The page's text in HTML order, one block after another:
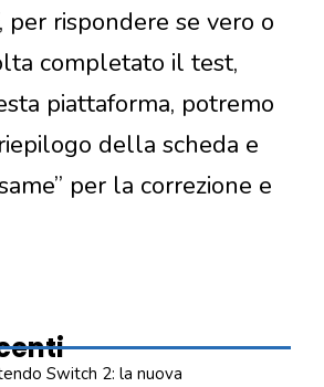
per rispondere se vero o
completato il test,
piattaforma, potremo
della scheda e
per la correzione e
Switch 2: la nuova